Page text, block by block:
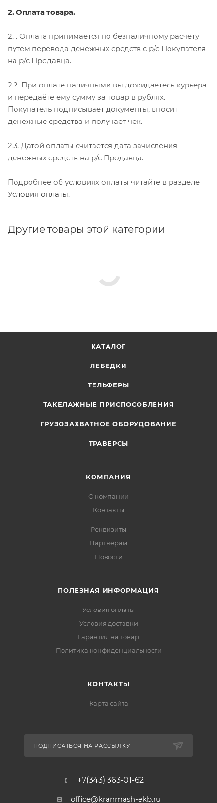
2. Оплата товара.
2.1. Оплата принимается по безналичному расчету
путем перевода денежных средств с р/с Покупателя
на р/с Продавца.
2.2. При оплате наличными вы дожидаетесь курьера
и передаёте ему сумму за товар в рублях.
Покупатель подписывает документы, вносит
денежные средства и получает чек.
2.3. Датой оплаты считается дата зачисления
денежных средств на р/с Продавца.
Подробнее об условиях оплаты читайте в разделе
Условия оплаты.
Другие товары этой категории
КАТАЛОГ
ЛЕБЕДКИ
ТЕЛЬФЕРЫ
ТАКЕЛАЖНЫЕ ПРИСПОСОБЛЕНИЯ
ГРУЗОЗАХВАТНОЕ ОБОРУДОВАНИЕ
ТРАВЕРСЫ
КОМПАНИЯ
О компании
Контакты
Реквизиты
Партнерам
Новости
ПОЛЕЗНАЯ ИНФОРМАЦИЯ
Условия оплаты
Условия доставки
Гарантия на товар
Политика конфиденциальности
КОНТАКТЫ
Карта сайта
ПОДПИСАТЬСЯ НА РАССЫЛКУ
+7(343) 363-01-62
office@kranmash-ekb.ru